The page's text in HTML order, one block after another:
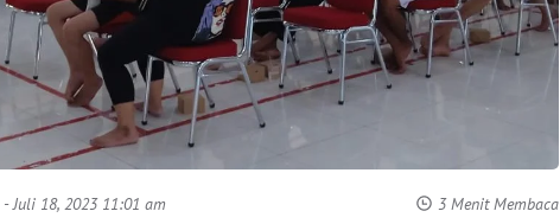
- Juli 18, 2023 11:01 am 3 Menit Membaca